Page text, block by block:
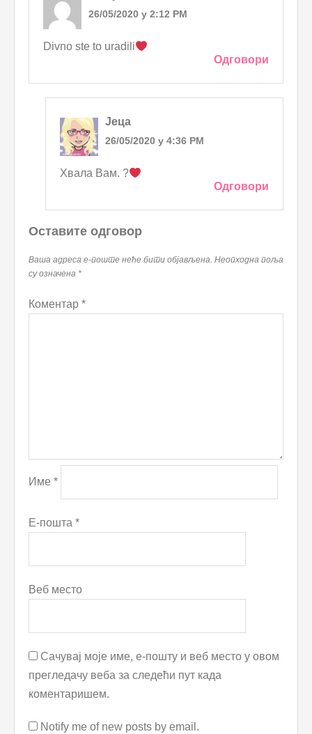
26/05/2020 у 2:12 PM
Divno ste to uradili
Одговори
Јеца
26/05/2020 у 4:36 PM
Хвала Вам. ?
Одговори
Оставите одговор
Ваша адреса е-поште неће бити објављена. Неопходна поља
су означена *
Коментар *
Име *
Е-пошта *
Веб место
Сачувај моје име, е-пошту и веб место у овом
прегледачу веба за следећи пут када
коментаришем.
Notify me of new posts by email.